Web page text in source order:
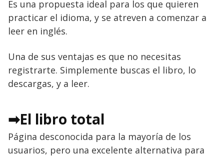
Es una propuesta ideal para los que quieren
practicar el idioma, y se atreven a comenzar a
leer en inglés.
Una de sus ventajas es que no necesitas
registrarte. Simplemente buscas el libro, lo
descargas, y a leer.
➡El libro total
Página desconocida para la mayoría de los
usuarios, pero una excelente alternativa para